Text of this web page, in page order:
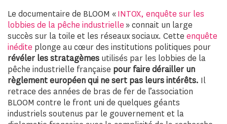
Le documentaire de BLOOM «INTOX, enquête sur les
lobbies de la pêche industrielle» connait un large
succès sur la toile et les réseaux sociaux. Cette enquête
inédite plonge au cœur des institutions politiques pour
révéler les stratagèmes utilisés par les lobbies de la
pêche industrielle française pour faire dérailler un
règlement européen qui ne sert pas leurs intérêts. Il
retrace des années de bras de fer de l’association
BLOOM contre le front uni de quelques géants
industriels soutenus par le gouvernement et la